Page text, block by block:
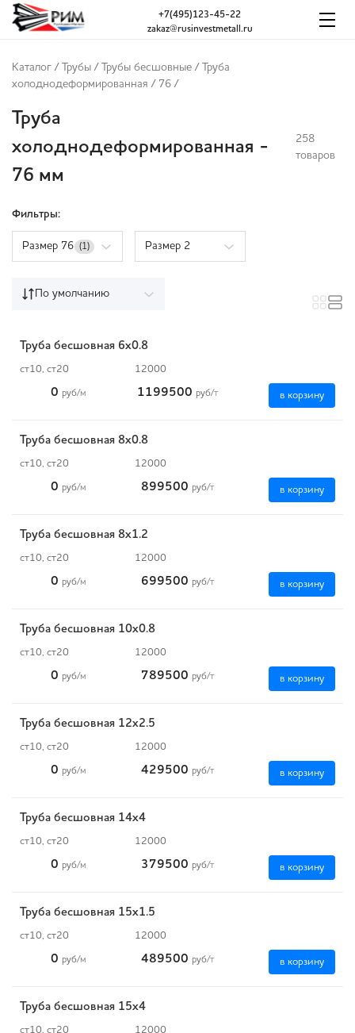
zakaz@rusinvestmetall.ru
+7(495)123-45-22
Каталог / Трубы / Трубы бесшовные /
Труба
холоднодеформированная / 76 /
Труба
холоднодеформированная -
76 мм
258
товаров
Фильтры:
Размер 76 (1) Размер 2
По умолчанию
Труба бесшовная 6х0.8
ст10, ст20 12000
0 руб/м 1199500 руб/т в корзину
Труба бесшовная 8х0.8
ст10, ст20 12000
0 руб/м 899500 руб/т в корзину
Труба бесшовная 8х1.2
ст10, ст20 12000
0 руб/м 699500 руб/т в корзину
Труба бесшовная 10х0.8
ст10, ст20 12000
0 руб/м 789500 руб/т в корзину
Труба бесшовная 12х2.5
ст10, ст20 12000
0 руб/м 429500 руб/т в корзину
Труба бесшовная 14х4
ст10, ст20 12000
0 руб/м 379500 руб/т в корзину
Труба бесшовная 15х1.5
ст10, ст20 12000
0 руб/м 489500 руб/т в корзину
Труба бесшовная 15х4
ст10, ст20 12000